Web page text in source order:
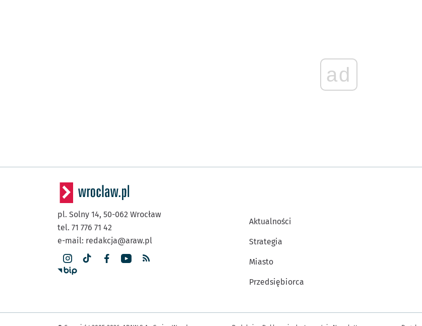
ad
pl. Solny 14, 50-062 Wrocław
tel. 71 776 71 42
e-mail: redakcja@araw.pl
Aktualności
Strategia
Miasto
Przedsiębiorca
Inne informacje